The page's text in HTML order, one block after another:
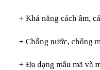
+ Khả năng cách âm,
+ Chống nước, chống
+ Đa dạng mẫu mã và